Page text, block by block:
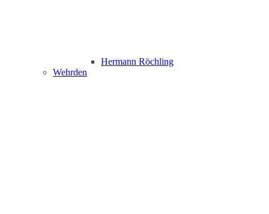
Hermann Röchling
Wehrden